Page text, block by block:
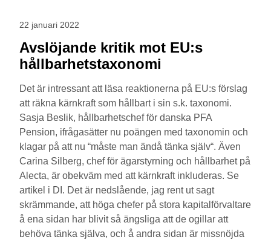
22 januari 2022
Avslöjande kritik mot EU:s
hållbarhetstaxonomi
Det är intressant att läsa reaktionerna på EU:s förslag
att räkna kärnkraft som hållbart i sin s.k. taxonomi.
Sasja Beslik, hållbarhetschef för danska PFA
Pension, ifrågasätter nu poängen med taxonomin och
klagar på att nu “måste man ändå tänka själv“. Även
Carina Silberg, chef för ägarstyrning och hållbarhet på
Alecta, är obekväm med att kärnkraft inkluderas. Se
artikel i DI. Det är nedslående, jag rent ut sagt
skrämmande, att höga chefer på stora kapitalförvaltare
å ena sidan har blivit så ängsliga att de ogillar att
behöva tänka själva, och å andra sidan är missnöjda